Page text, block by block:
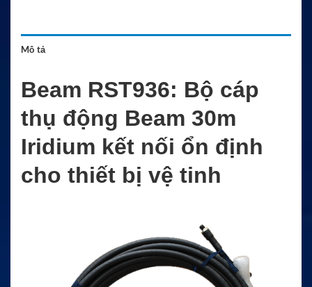
Mô tả
Beam RST936: Bộ cáp
thụ động Beam 30m
Iridium kết nối ổn định
cho thiết bị vệ tinh